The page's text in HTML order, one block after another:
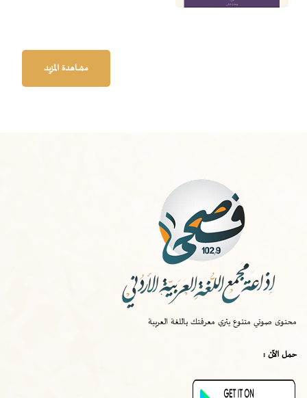
مشاهدة المزيد
محتوى صوتي متنوع يثري معرفتك باللغة العربية
حمل الآن :
صواب
قصة اختراع